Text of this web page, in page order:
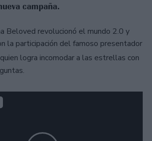
campaña.
Beloved revolucionó el mundo 2.0 y
la participación del famoso presentador
logra incomodar a las estrellas con